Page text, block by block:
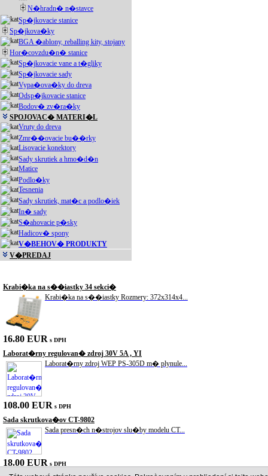
N�hradn� n�stavce
Sp�jkovacie stanice
Sp�jkova�ky
BGA �ablony, reballing kity, stojany
Hor�covzdu�n� stanice
Sp�jkovacie vane a t�gliky
Sp�jkovacie sady
Vypa�ova�ky do dreva
Odsp�jkovacie stanice
Bodov� zv�ra�ky
SPOJOVAC� MATERI�L
Vruty do dreva
Zmr��ovacie bu��rky
Lisovacie konektory
Sady skrutiek a hmo�d�n
Matice
Podlo�ky
Tesnenia
Sady skrutiek, mat�c a podlo�iek
In� sady
S�ahovacie p�sky
Hadicov� spony
V�BEHOV� PRODUKTY
V�PREDAJ
Krabi�ka na s��iastky 34 sekci�
Krabi�ka na s��iastky Rozmery: 372x314x4...
16.80 EUR s DPH
Laborat�rny regulovan� zdroj 30V 5A , YI
Laborat�rny zdroj WEP PS-305D m� plynule...
108.00 EUR s DPH
Sada skrutkova�ov CT-9802
Sada presn�ch n�strojov slu�by modelu CT...
18.00 EUR s DPH